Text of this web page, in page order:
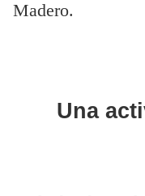
Madero.
Una